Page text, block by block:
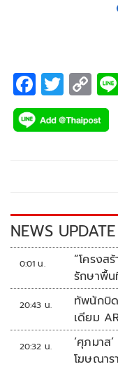
F
ac
e
k
T
wi
tt
C
o
p
k
NEWS UPDATE
0:01 น.
“โครงสร้าง
รักษาพื้
20:43 น.
ทัพนักบิ
เดียม
20:32 น.
‘ศุภมาส
โฆษณาร